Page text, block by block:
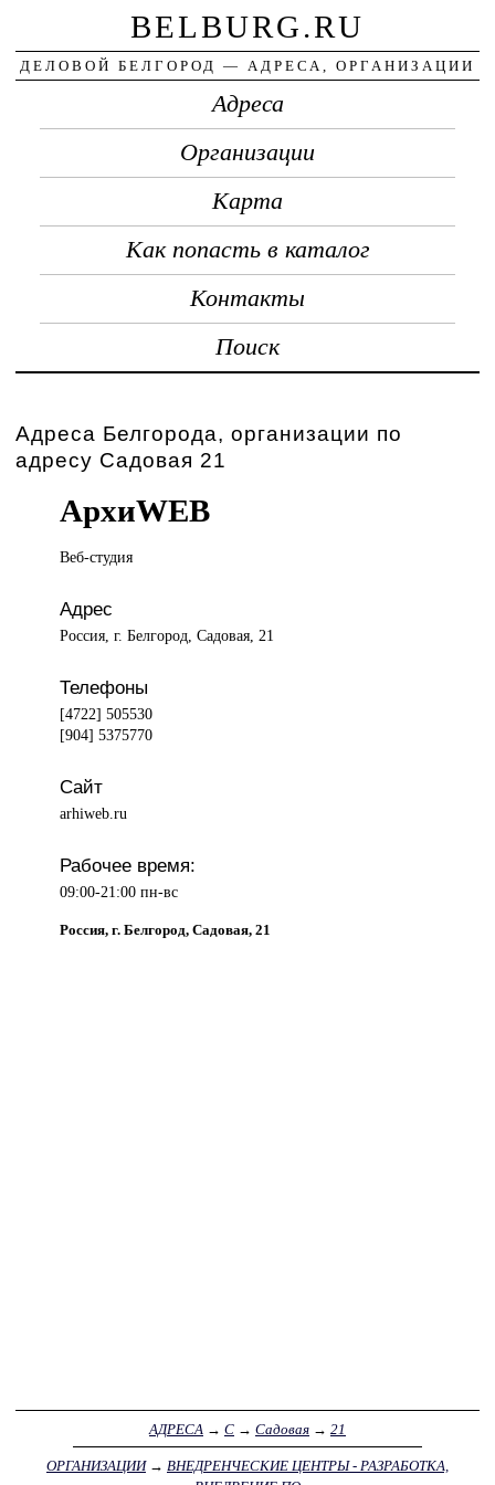
BELBURG.RU
ДЕЛОВОЙ БЕЛГОРОД — АДРЕСА, ОРГАНИЗАЦИИ
Адреса
Организации
Карта
Как попасть в каталог
Контакты
Поиск
Адреса Белгорода, организации по
адресу Садовая 21
АрхиWEB
Веб-студия
Адрес
Россия, г. Белгород, Садовая, 21
Телефоны
[4722] 505530
[904] 5375770
Сайт
arhiweb.ru
Рабочее время:
09:00-21:00 пн-вс
Россия, г. Белгород, Садовая, 21
АДРЕСА → С → Садовая → 21
ОРГАНИЗАЦИИ→ ВНЕДРЕНЧЕСКИЕ ЦЕНТРЫ - РАЗРАБОТКА,